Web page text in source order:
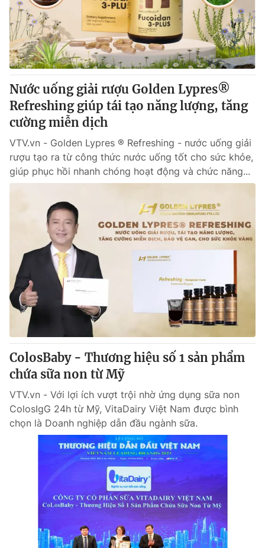
Thị trường 24h Tấm lòng Việt
VTV4 Vươn mình bằng AI
VTV9 VTV8
Liên hệ tòa soạn English
THỜI BÁO VTV
Theo dõi báo trên
Cơ quan chủ quản:Đài Truyền hình Việt Nam
Cơ quan báo chí:
Thời báo VTV
Giấy phép hoạt động báo in và báo điện tử số 483/GP-BTTTT
cấp ngày 29/12/2023
Tổng Biên tập:
Vũ Thanh Thủy
Phó Tổng Biên tập:
Nguyễn Thị Mỹ Hạnh, Phạm Quốc Thắng,
Nguyễn Trọng Ninh
Tổng đài VTV:024.38 355 931 - 024.38 355 932
Ðiện thoại Thời báo VTV: 024.66 897 897
toasoan@vtv.vn
Liên hệ quảng cáo: 024-7300.7108
Nước uống giải rượu Golden Lypres®
Refreshing giúp tái tạo năng lượng, tăng
cường miễn dịch
VTV.vn - Golden Lypres ® Refreshing - nước uống giải
rượu tạo ra từ công thức nước uống tốt cho sức khỏe,
giúp phục hồi nhanh chóng hoạt động và chức năng...
ColosBaby - Thương hiệu số 1 sản phẩm
chứa sữa non từ Mỹ
VTV.vn - Với lợi ích vượt trội nhờ ứng dụng sữa non
ColosIgG 24h từ Mỹ, VitaDairy Việt Nam được bình
chọn là Doanh nghiệp dẫn đầu ngành sữa.